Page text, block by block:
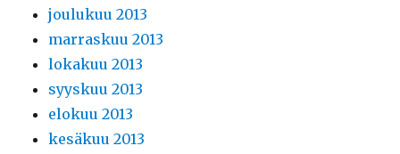
joulukuu 2013
marraskuu 2013
lokakuu 2013
syyskuu 2013
elokuu 2013
kesäkuu 2013